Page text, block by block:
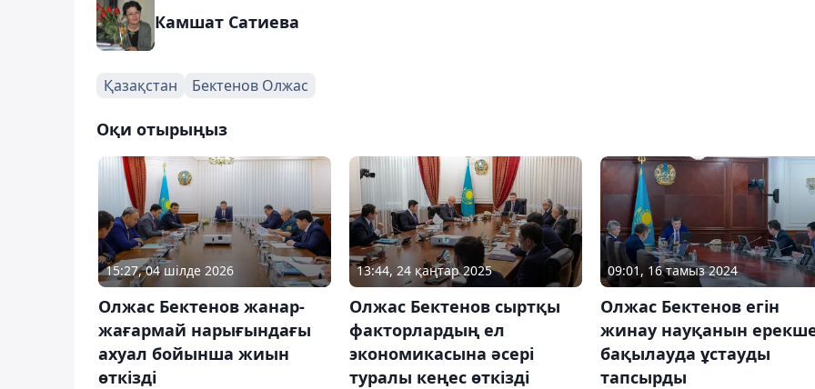
Камшат Сатиева
Қазақстан Бектенов Олжас
Оқи отырыңыз
15:27, 04 шілде 2026
Олжас Бектенов жанар-
жағармай нарығындағы
ахуал бойынша жиын
өткізді
13:44, 24 қаңтар 2025
Олжас Бектенов сыртқы
факторлардың ел
экономикасына әсері
туралы кеңес өткізді
09:01, 16 тамыз 2024
Олжас Бектенов егін
жинау науқанын
бақылауда ұстауды
тапсырды